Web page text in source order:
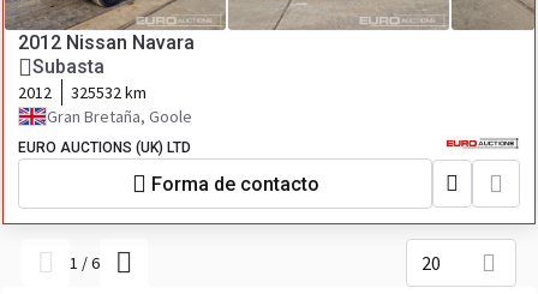
2012 Nissan Navara
Subasta
2012
325532 km
Gran Bretaña, Goole
EURO AUCTIONS (UK) LTD
Forma de contacto
1 /6 20